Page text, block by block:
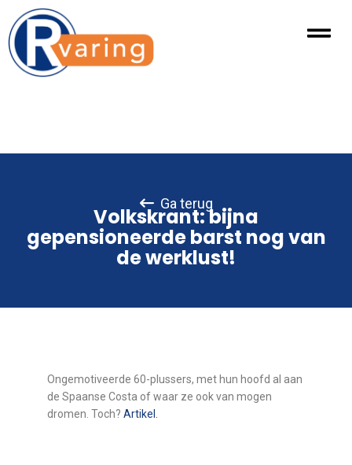
Ga terug
Volkskrant: bijna
gepensioneerde barst nog van
de werklust!
Ongemotiveerde 60-plussers, met hun hoofd al aan
de Spaanse Costa of waar ze ook van mogen
dromen. Toch? Artikel.